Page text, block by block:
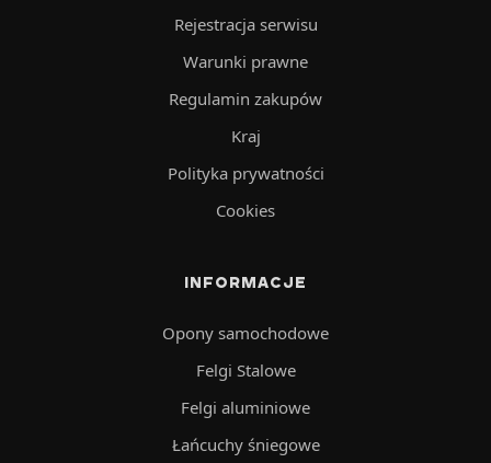
Rejestracja serwisu
Warunki prawne
Regulamin zakupów
Kraj
Polityka prywatności
Cookies
INFORMACJE
Opony samochodowe
Felgi Stalowe
Felgi aluminiowe
Łańcuchy śniegowe